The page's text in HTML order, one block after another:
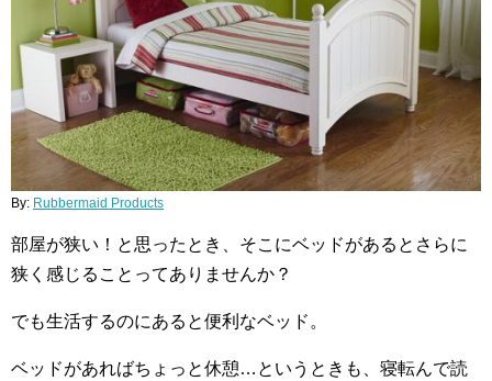
By: Rubbermaid Products
部屋が狭い！と思ったとき、そこにベッドがあるとさらに
狭く感じることってありませんか？
でも生活するのにあると便利なベッド。
ベッドがあればちょっと休憩…というときも、寝転んで読